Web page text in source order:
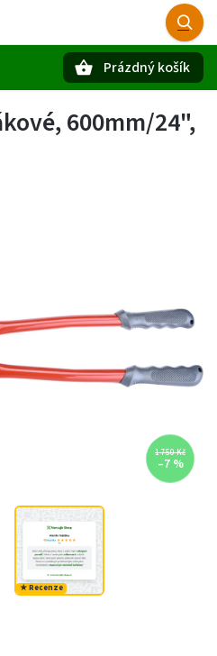
Prázdný košík
600mm/24",
1 750 Kč
–7 %
★ Recenze